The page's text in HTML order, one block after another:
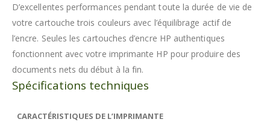
D’excellentes performances pendant toute la durée de vie de
votre cartouche trois couleurs avec l’équilibrage actif de
l’encre. Seules les cartouches d’encre HP authentiques
fonctionnent avec votre imprimante HP pour produire des
documents nets du début à la fin.
Spécifications techniques
CARACTÉRISTIQUES DE L’IMPRIMANTE